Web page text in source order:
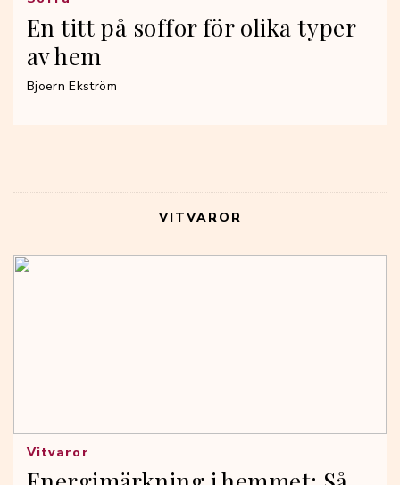
En titt på soffor för olika typer
av hem
Bjoern Ekström
VITVAROR
Vitvaror